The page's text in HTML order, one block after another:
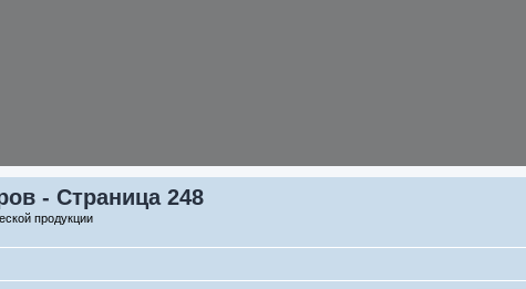
- Страница 248
продукции